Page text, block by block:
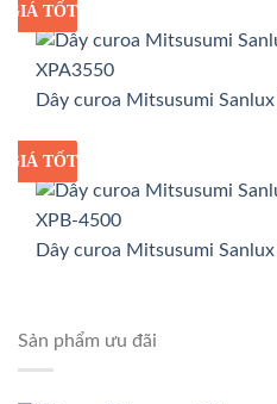
GIÁ SỈ
GIÁ TỐT
Dây curoa Mitsusumi
GIÁ SỈ
GIÁ TỐT
Dây curoa Mitsusumi
Sản phẩm ưu đãi